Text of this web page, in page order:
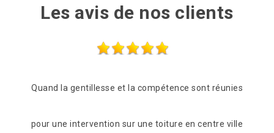
Les avis de nos clients
Des professionnels très sympathiques, sérieux et
réactifs. Ils se sont venus très rapidement pour me